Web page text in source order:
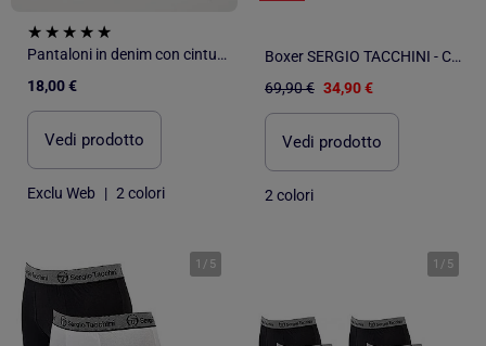
Pantaloni in denim con cintura in tessuto
18,00 €
Vedi prodotto
Exclu Web | 2 colori
Boxer SERGIO TACCHINI - Confezione da 8
69,90 € 34,90 €
Vedi prodotto
2 colori
1 / 5 1 / 5